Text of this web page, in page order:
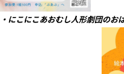
・にこにこあおむし人形劇団の